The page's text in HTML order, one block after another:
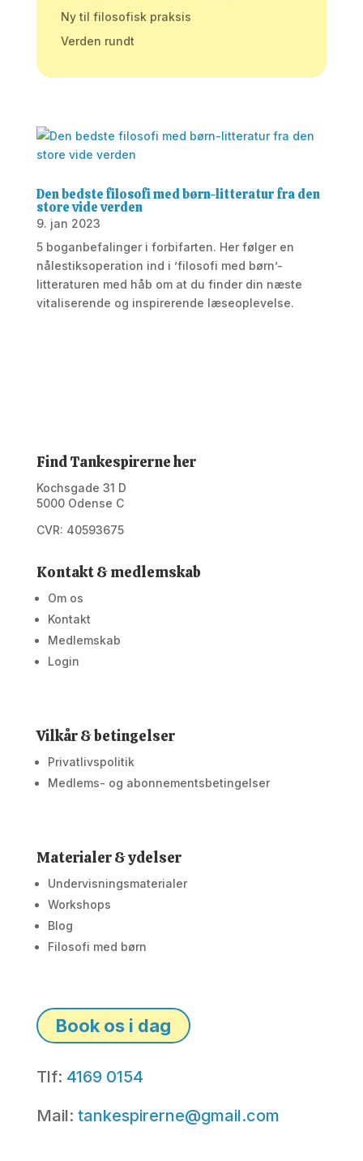
Ny til filosofisk praksis
Verden rundt
Den bedste filosofi med børn-litteratur fra den
store vide verden
9. jan 2023
5 boganbefalinger i forbifarten. Her følger en
nålestiksoperation ind i ’filosofi med børn’-
litteraturen med håb om at du finder din næste
vitaliserende og inspirerende læseoplevelse.
Find Tankespirerne her
Kochsgade 31 D
5000 Odense C
CVR: 40593675
Kontakt & medlemskab
Om os
Kontakt
Medlemskab
Login
Vilkår & betingelser
Privatlivspolitik
Medlems- og abonnementsbetingelser
Materialer & ydelser
Undervisningsmaterialer
Workshops
Blog
Filosofi med børn
Book os i dag
Tlf: 4169 0154
Mail: tankespirerne@gmail.com